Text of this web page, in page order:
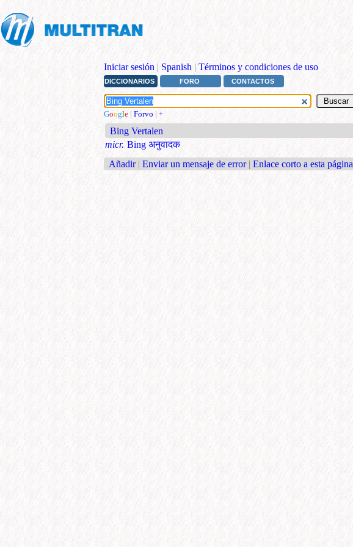
Iniciar sesión | Spanish | Términos y condiciones de uso
DICCIONARIOS FORO CONTACTOS
Google | Forvo | +
Bing Vertalen
micr. Bing अनुवादक
Añadir | Enviar un mensaje de error | Enlace corto a esta página